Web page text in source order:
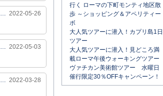
… 2022-05-26
… 2022-05-03
… 2022-03-28
行く ローマの下町モンティ地区散
歩 ～ショッピング＆アペリティー
ボ
大人気ツアーに潜入！カプリ島1日
ツアー
大人気ツアーに潜入！見どころ満
載ローマ午後ウォーキングツアー
ヴァチカン美術館ツアー 水曜日
催行限定30％OFFキャンペーン！